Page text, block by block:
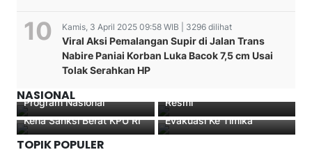
Kamis, 3 April 2025 09:58 WIB | 3296 dilihat
Viral Aksi Pemalangan Supir di Jalan Trans
Nabire Paniai Korban Luka Bacok 7,5 cm Usai
Tolak Serahkan HP
NASIONAL
Inspiratif! LMA Nabire
Dorong Karakter Unggul
Anak Papua Lewat
Program Nasional
Deinas Geley Minta Warga
Papua Tengah Tak
Terkecoh Tim Pemekaran
Resmi
Keputusan Mengejutkan!
Jennifer Darling Tabuni
Kena Sanksi Berat KPU RI
KKB Telah Berhasil di
Evakuasi Ke Timika
TOPIK POPULER